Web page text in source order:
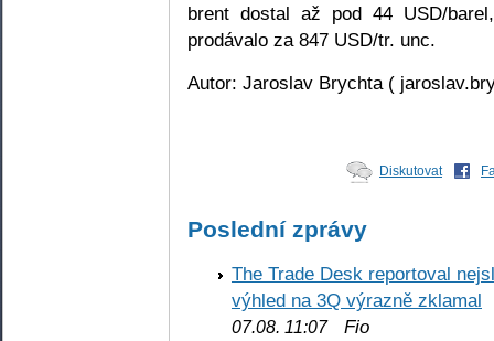
brent dostal až pod 44 USD/
prodávalo za 847 USD/tr. unc.
Autor: Jaroslav Brychta (
Diskutovat
Poslední zprávy
The Trade Desk reportoval
výhled na 3Q výrazně zklamal
07.08. 11:07Fio